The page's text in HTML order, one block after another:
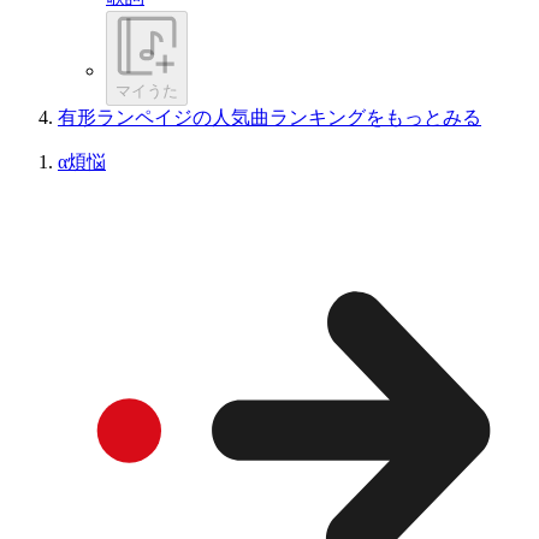
マイうた
有形ランペイジの人気曲ランキングをもっとみる
α煩悩